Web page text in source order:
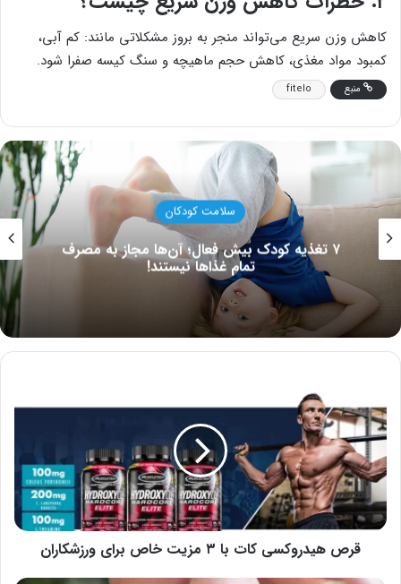
کاهش وزن سریع می‌تواند منجر به بروز مشکلاتی مانند: کم آبی،
کمبود مواد مغذی، کاهش حجم ماهیچه و سنگ کیسه صفرا شود.
منبع fitelo
سلامت کودکان
۷ تغذیه کودک بیش فعال؛ آن‌ها مجاز به مصرف
تمام غذاها نیستند!
کات
با
۳
مزیت
خاص
برای
ورزشکاران
قرص هیدروکسی کات با ۳ مزیت خاص برای ورزشکاران